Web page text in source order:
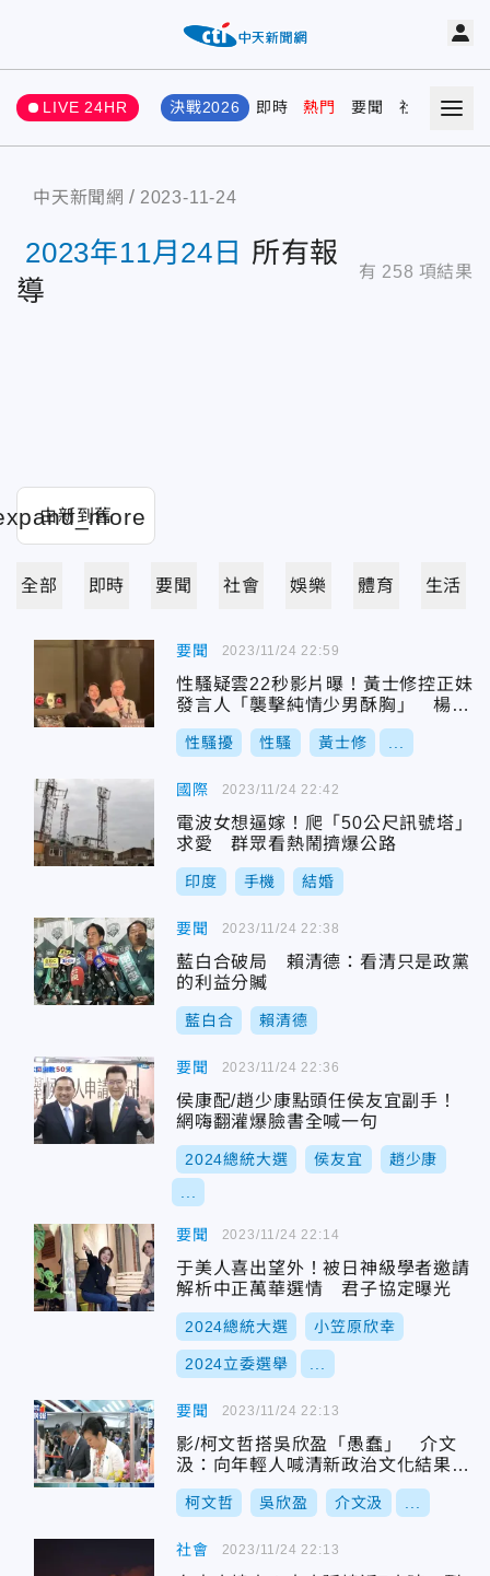
LIVE 24HR 決戰2026 即時 熱門 要聞 社會 娛樂
中天新聞網 2023-11-24
2023年11月24日 所有報
導
有 258 項結果
全部 即時 要聞 社會 娛樂 體育 生活
要聞
性騷疑雲22秒影片曝！黃士修控正妹
發言人「襲擊純情少男酥胸」 楊智
伃狠打臉
性騷擾 性騷 黃士修
2023/11/24 22:59
國際
電波女想逼嫁！爬「50公尺訊號塔」
求愛 群眾看熱鬧擠爆公路
印度 手機 結婚
2023/11/24 22:42
要聞
藍白合破局 賴清德：看清只是政黨
的利益分贓
藍白合 賴清德
2023/11/24 22:38
要聞
侯康配/趙少康點頭任侯友宜副手！
網嗨翻灌爆臉書全喊一句
2024總統大選 侯友宜 趙少康
2023/11/24 22:36
要聞
于美人喜出望外！被日神級學者邀請
解析中正萬華選情 君子協定曝光
2024總統大選 小笠原欣幸
2024立委選舉
2023/11/24 22:14
要聞
影/柯文哲搭吳欣盈「愚蠢」 介文
汲：向年輕人喊清新政治文化結果搞
一個財閥
柯文哲 吳欣盈 介文汲
2023/11/24 22:13
社會 2023/11/24 22:13